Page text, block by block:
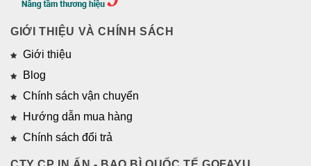
GIỚI THIỆU VÀ CHÍNH SÁCH
Giới thiệu
Blog
Chính sách vận chuyển
Hướng dẫn mua hàng
Chính sách đổi trả